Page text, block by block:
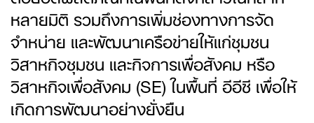
หลายมิติ รวมถึงการเพิ่มช่องทางการจัด
จำหน่าย และพัฒนาเครือข่ายให้แก่ชุมชน
วิสาหกิจชุมชน และกิจการเพื่อสังคม หรือ
วิสาหกิจเพื่อสังคม (SE) ในพื้นที่ อีอีซี เพื่อให้
เกิดการพัฒนาอย่างยั่งยืน